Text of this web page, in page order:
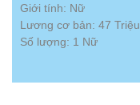
Giới tính: Nữ
Lương cơ bản: 47 Triệu
Số lượng: 1 Nữ